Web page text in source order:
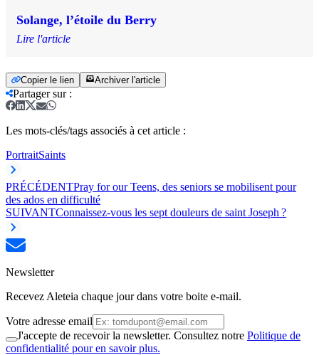
Solange, l’étoile du Berry
Lire l'article
Copier le lien Archiver l'article
Partager sur:
Les mots-clés/tags associés à cet article :
PortraitSaints
PRÉCÉDENTPray for our Teens, des seniors se mobilisent pour
des ados en difficulté
SUIVANTConnaissez-vous les sept douleurs de saint Joseph ?
Newsletter
Recevez Aleteia chaque jour dans votre boite e-mail.
Votre adresse email
J'accepte de recevoir la newsletter. Consultez notre Politique de
confidentialité pour en savoir plus.